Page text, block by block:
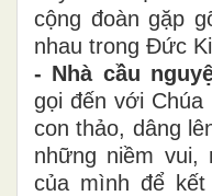
cộng đoàn gặp
nhau trong Đức
- Nhà cầu
gọi đến với
con thảo, dâng
những niềm vui,
của mình để